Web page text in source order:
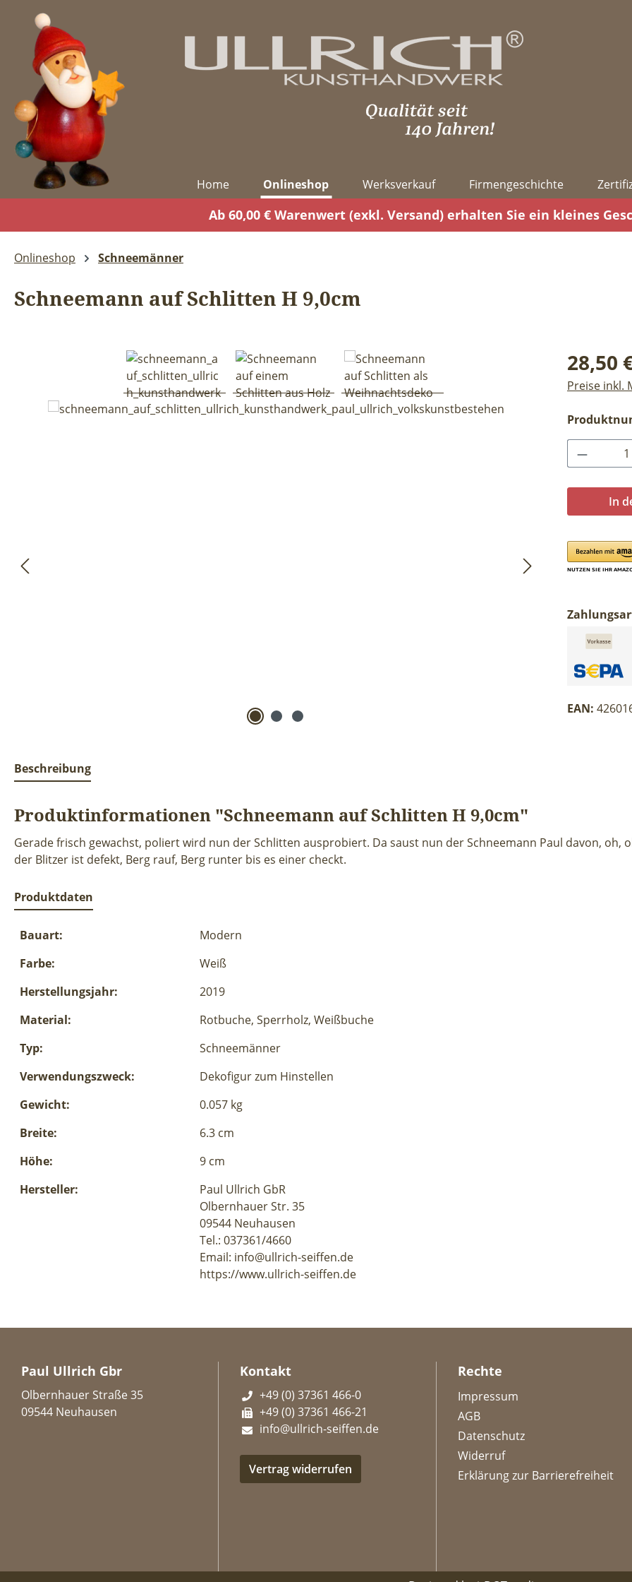
Hauptinhalt springen
Zur Suche springen
Zur Hauptnavigation springen
Home Onlineshop Werksverkauf Firmengeschichte
Ab 60,00 € Warenwert (exkl. Versand) erhalten Sie ein kleines
Onlineshop Schneemänner
Schneemann auf Schlitten H 9,0cm
Bildergalerie überspringen Regulärer
28,50
Preise inkl.
In
EAN:
Beschreibung
Produktinformationen "Schneemann auf Schlitten H 9,0cm"
Gerade frisch gewachst, poliert wird nun der Schlitten ausprobiert. Da saust nun der Schneemann Paul davon, oh,
der Blitzer ist defekt, Berg rauf, Berg runter bis es einer checkt.
Produktdaten
Bauart:
Modern
Farbe:
Weiß
Herstellungsjahr:
2019
Material:
Rotbuche, Sperrholz, Weißbuche
Typ:
Schneemänner
Verwendungszweck:
Dekofigur zum Hinstellen
Gewicht:
0.057 kg
Breite:
6.3 cm
Höhe:
9 cm
Hersteller:
Paul Ullrich GbR
Olbernhauer Str. 35
09544 Neuhausen
Tel.: 037361/4660
Email: info@ullrich-seiffen.de
https://www.ullrich-seiffen.de
Paul Ullrich Gbr
Olbernhauer Straße 35
09544 Neuhausen
Kontakt
+49 (0) 37361 466-0
+49 (0) 37361 466-21
info@ullrich-seiffen.de
Vertrag widerrufen
Rechte
Impressum
AGB
Datenschutz
Widerruf
Erklärung zur Barrierefreiheit